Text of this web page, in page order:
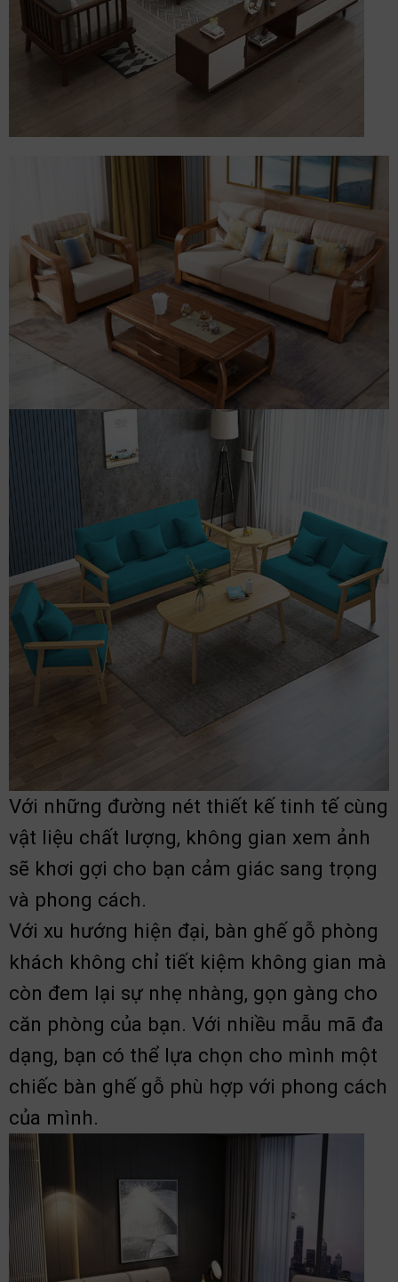
Với những đường nét thiết kế tinh tế cùng
vật liệu chất lượng, không gian xem ảnh
sẽ khơi gợi cho bạn cảm giác sang trọng
và phong cách.
Với xu hướng hiện đại, bàn ghế gỗ phòng
khách không chỉ tiết kiệm không gian mà
còn đem lại sự nhẹ nhàng, gọn gàng cho
căn phòng của bạn. Với nhiều mẫu mã đa
dạng, bạn có thể lựa chọn cho mình một
chiếc bàn ghế gỗ phù hợp với phong cách
của mình.